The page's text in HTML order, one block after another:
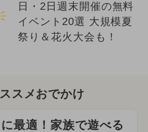
日・2日週末開催の無料
イベント20選 大規模夏
祭り＆花火大会も！
スメおでかけ
最適！家族で遊べる